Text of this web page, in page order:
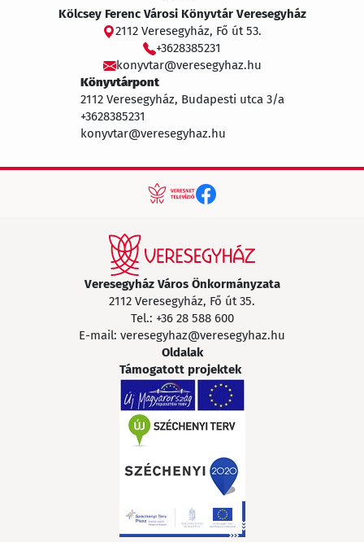
Kölcsey Ferenc Városi Könyvtár Veresegyház
2112 Veresegyház, Fő út 53.
+3628385231
konyvtar@veresegyhaz.hu
Könyvtárpont
2112 Veresegyház, Budapesti utca 3/a
+3628385231
konyvtar@veresegyhaz.hu
Veresegyház Város Önkormányzata
2112 Veresegyház, Fő út 35.
Tel.: +36 28 588 600
E-mail: veresegyhaz@veresegyhaz.hu
Oldalak
Támogatott projektek